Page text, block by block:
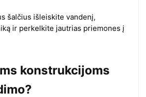
šalčius išleiskite vandenį,
ir perkelkite jautrias priemones į
konstrukcijoms